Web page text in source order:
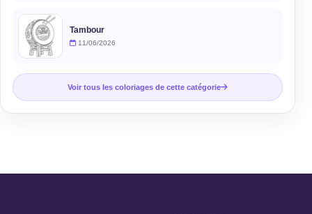
Tambour
11/06/2026
Voir tous les coloriages de cette catégorie